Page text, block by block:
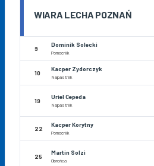
WIARA LECHA POZNAŃ
9
Dominik Solecki
Pomocnik
10
Kacper Zydorczyk
Napastnik
19
Uriel Cepeda
Napastnik
22
Kacper Korytny
Pomocnik
25
Martin Solzi
Obrońca